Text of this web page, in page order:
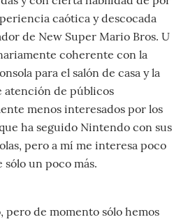
caótica y descocada
de New Super Mario Bros. U
coherente con la
para el salón de casa y la
atención de públicos
menos interesados por los
ha seguido Nintendo con sus
pero a mí me interesa poco
un poco más.
pero de momento sólo hemos